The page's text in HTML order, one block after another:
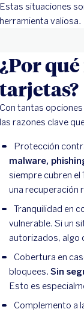
Estas situaciones
herramienta valiosa.
¿Por
tarjetas?
Con tantas
las razones clave
Protección
malware,
siempre cubren el
una recuperación
Tranquilidad en
vulnerable. Si un
autorizados, algo
Cobertura en
bloquees. Sin
Esto es
Complemento a